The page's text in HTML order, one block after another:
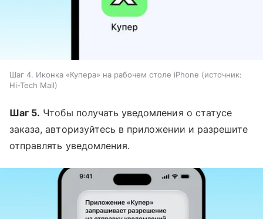
Шаг 4. Иконка «Купера» на рабочем столе iPhone
источник:
Hi-Tech Mail
Шаг 5. Чтобы получать уведомления о статусе
заказа, авторизуйтесь в приложении и разрешите
отправлять уведомления.